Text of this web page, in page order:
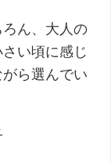
ろん、大人の
い頃に感じ
ら選んでい